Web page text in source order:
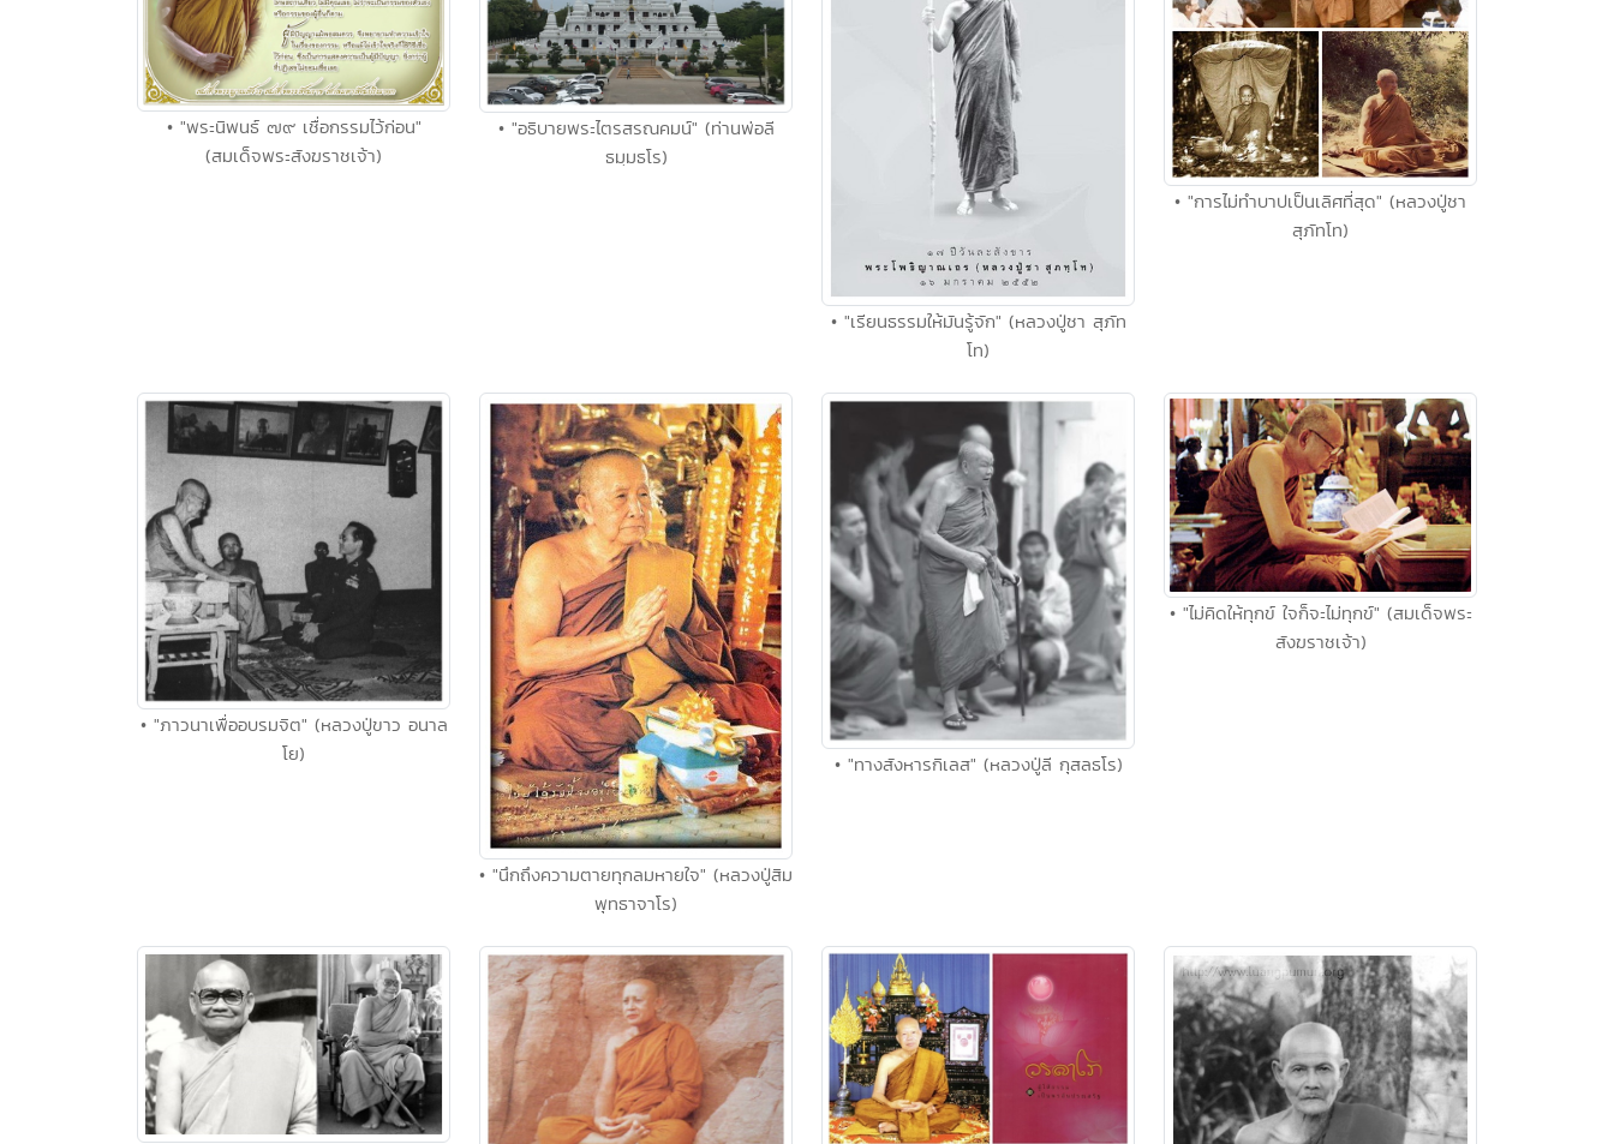
• "พระนิพนธ์ ๗๙ เชื่อกรรมไว้ก่อน"
(สมเด็จพระสังฆราชเจ้า)
• "อธิบายพระไตรสรณคมน์" (ท่านพ่อลี
ธมฺมธโร)
• "เรียนธรรมให้มันรู้จัก" (หลวงปู่ชา สุภัท
โท)
• "การไม่ทำบาปเป็นเลิศที่สุด" (หลวงปู่ชา
สุภัทโท)
• "ภาวนาเพื่ออบรมจิต" (หลวงปู่ขาว อนาล
โย)
• "นึกถึงความตายทุกลมหายใจ" (หลวงปู่สิม
พุทธาจาโร)
• "ทางสังหารกิเลส" (หลวงปู่ลี กุสลธโร)
• "ไม่คิดให้ทุกข์ ใจก็จะไม่ทุกข์" (สมเด็จพระ
สังฆราชเจ้า)